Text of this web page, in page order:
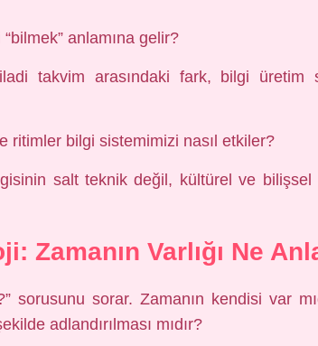
anlamına gelir?
takvim arasındaki fark, bilgi üretim
ritimler bilgi sistemimizi nasıl etkiler?
salt teknik değil, kültürel ve bilişsel
Zamanın Varlığı Ne
sorusunu sorar. Zamanın kendisi var
adlandırılması mıdır?